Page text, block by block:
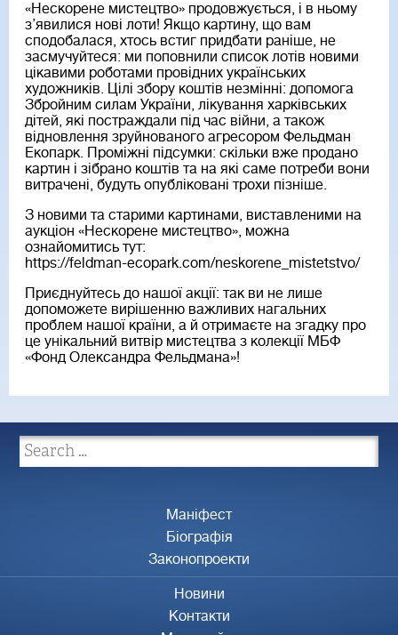
«Нескорене мистецтво» продовжується, і в ньому
з’явилися нові лоти! Якщо картину, що вам
сподобалася, хтось встиг придбати раніше, не
засмучуйтеся: ми поповнили список лотів новими
цікавими роботами провідних українських
художників. Цілі збору коштів незмінні: допомога
Збройним силам України, лікування харківських
дітей, які постраждали під час війни, а також
відновлення зруйнованого агресором Фельдман
Екопарк. Проміжні підсумки: скільки вже продано
картин і зібрано коштів та на які саме потреби вони
витрачені, будуть опубліковані трохи пізніше.
З новими та старими картинами, виставленими на
аукціон «Нескорене мистецтво», можна
ознайомитись тут:
https://feldman-ecopark.com/neskorene_mistetstvo/
Приєднуйтесь до нашої акції: так ви не лише
допоможете вирішенню важливих нагальних
проблем нашої країни, а й отримаєте на згадку про
це унікальний витвір мистецтва з колекції МБФ
«Фонд Олександра Фельдмана»!
Маніфест
Біографія
Законопроекти
Новини
Контакти